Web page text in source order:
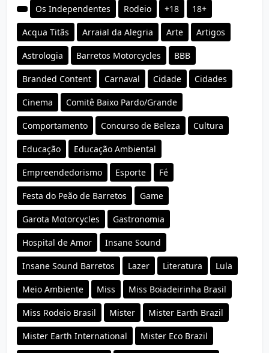
Os Independentes Rodeio +18 18+
Acqua Titãs Arraial da Alegria Arte Artigos
Astrologia Barretos Motorcycles BBB
Branded Content Carnaval Cidade Cidades
Cinema Comitê Baixo Pardo/Grande
Comportamento Concurso de Beleza Cultura
Educação Educação Ambiental
Empreendedorismo Esporte Fé
Festa do Peão de Barretos Game
Garota Motorcycles Gastronomia
Hospital de Amor Insane Sound
Insane Sound Barretos Lazer Literatura Lula
Meio Ambiente Miss Miss Boiadeirinha Brasil
Miss Rodeio Brasil Mister Mister Earth Brazil
Mister Earth International Mister Eco Brazil